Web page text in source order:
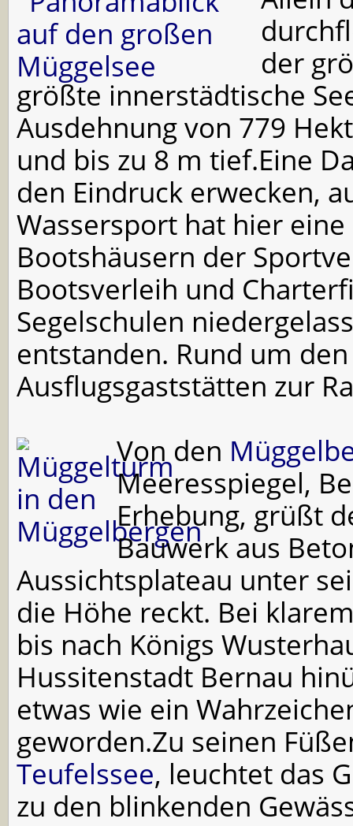
der
größte innerstädtische
Ausdehnung von 779
und bis zu 8 m tief.Eine
den Eindruck erwecken,
Wassersport hat hier
Bootshäusern der
Bootsverleih und
Segelschulen
entstanden. Rund um
Ausflugsgaststätten zur
Von den
Meeresspiegel,
Erhebung, grüßt
Bauwerk aus
Aussichtsplateau unter
die Höhe reckt. Bei
bis nach Königs
Hussitenstadt Bernau
etwas wie ein
geworden.Zu seinen
Teufelssee, leuchtet das
zu den blinkenden